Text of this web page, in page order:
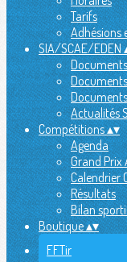
Tarifs
Adhésions
SIA/SCAE/EDEN
Actualités
Compétitions▴▾
Agenda
Grand Prix
Calendrier
Résultats
Bilan
Boutique▴▾
FFTir